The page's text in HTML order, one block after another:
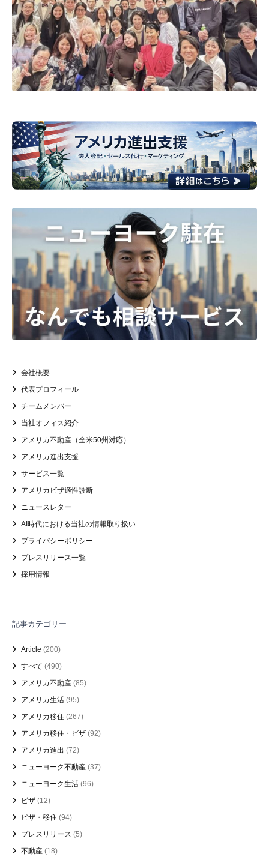
会社概要
代表プロフィール
チームメンバー
当社オフィス紹介
アメリカ不動産（全米50州対応）
アメリカ進出支援
サービス一覧
アメリカビザ適性診断
ニュースレター
AI時代における当社の情報取り扱い
プライバシーポリシー
プレスリリース一覧
採用情報
記事カテゴリー
Article (200)
すべて (490)
アメリカ不動産 (85)
アメリカ生活 (95)
アメリカ移住 (267)
アメリカ移住・ビザ (92)
アメリカ進出 (72)
ニューヨーク不動産 (37)
ニューヨーク生活 (96)
ビザ (12)
ビザ・移住 (94)
プレスリリース (5)
不動産 (18)